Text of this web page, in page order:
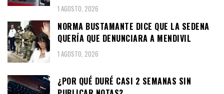
1 AGOSTO, 2026
NORMA BUSTAMANTE DICE QUE LA SEDENA
QUERÍA QUE DENUNCIARA A MENDIVIL
1 AGOSTO, 2026
¿POR QUÉ DURÉ CASI 2 SEMANAS SIN